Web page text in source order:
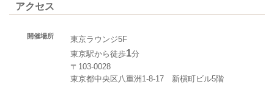
アクセス
開催場所
東京ラウンジ5F
東京駅から徒歩1分
〒103-0028
東京都中央区八重洲1-8-17 新槇町ビル5階